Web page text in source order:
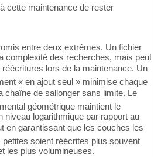
cette maintenance de rester
entre deux extrêmes. Un fichier
complexité des recherches, mais peut
réécritures lors de la maintenance. Un
« en ajout seul » minimise chaque
de sallonger sans limite. Le
géométrique maintient le
niveau logarithmique par rapport au
en garantissant que les couches les
soient réécrites plus souvent
les plus volumineuses.